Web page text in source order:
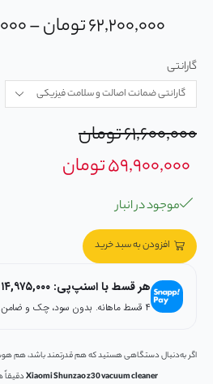
۶۲,۲۰۰,۰۰۰تومان–
گارانتی
۶۱,۶۰۰,۰۰۰تومان
۵۹,۹۰۰,۰۰۰تومان
موجود در انبار
افزودن به سبد خرید
هر قسط با اسنپ‌پی: ۱۴,۹۷۵,۰۰۰
۴ قسط ماهانه. بدون سود، چک و ضامن.
اگر به‌دنبال دستگاهی هستید که هم قدرتمند باشد، هم
Xiaomi Shunzao z30 vacuum cleanerدقیقاً